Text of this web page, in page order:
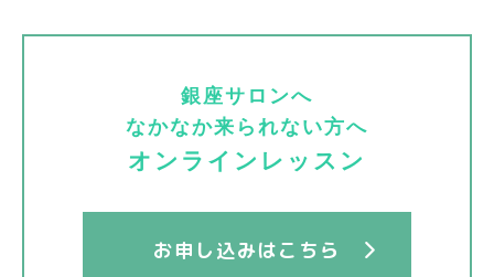
銀座サロンへ
なかなか来られない方へ
オンラインレッスン
お申し込みはこちら